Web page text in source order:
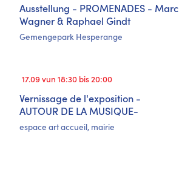
Ausstellung - PROMENADES - Marc
Wagner & Raphael Gindt
Gemengepark Hesperange
17.09 vun 18:30 bis 20:00
Vernissage de l'exposition -
AUTOUR DE LA MUSIQUE-
espace art accueil, mairie